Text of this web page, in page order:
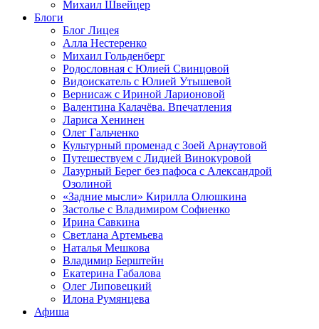
Михаил Швейцер
Блоги
Блог Лицея
Алла Нестеренко
Михаил Гольденберг
Родословная с Юлией Свинцовой
Видоискатель с Юлией Утышевой
Вернисаж с Ириной Ларионовой
Валентина Калачёва. Впечатления
Лариса Хенинен
Олег Гальченко
Культурный променад с Зоей Арнаутовой
Путешествуем с Лидией Винокуровой
Лазурный Берег без пафоса с Александрой
Озолиной
«Задние мысли» Кирилла Олюшкина
Застолье с Владимиром Софиенко
Ирина Савкина
Светлана Артемьева
Наталья Мешкова
Владимир Берштейн
Екатерина Габалова
Олег Липовецкий
Илона Румянцева
Афиша